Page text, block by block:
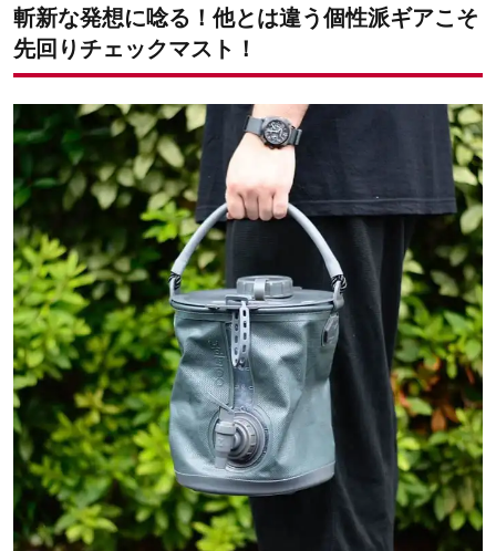
ー」
その5. 自動車部品メーカーが作る新しい焚き火台 ZULU
GEAR「ZG-X1」
その7. まな板になるお皿「CHOPLATE（チョップレート）」
その8. 鉄ならではの無骨さが唯一無二「鉄シェラカップ」&「鉄
メスティン」
その9. 驚異の拡張性と収納性を両立したテーブル「VERNE（べル
ン）VSTシリーズ」
その10. 無骨すぎるアウトドアポータブルスピーカー
MUZEN「WILD MINI（ワイルドミニ）」
斬新な発想に唸る！他とは違う個性派ギアこそ
先回りチェックマスト！